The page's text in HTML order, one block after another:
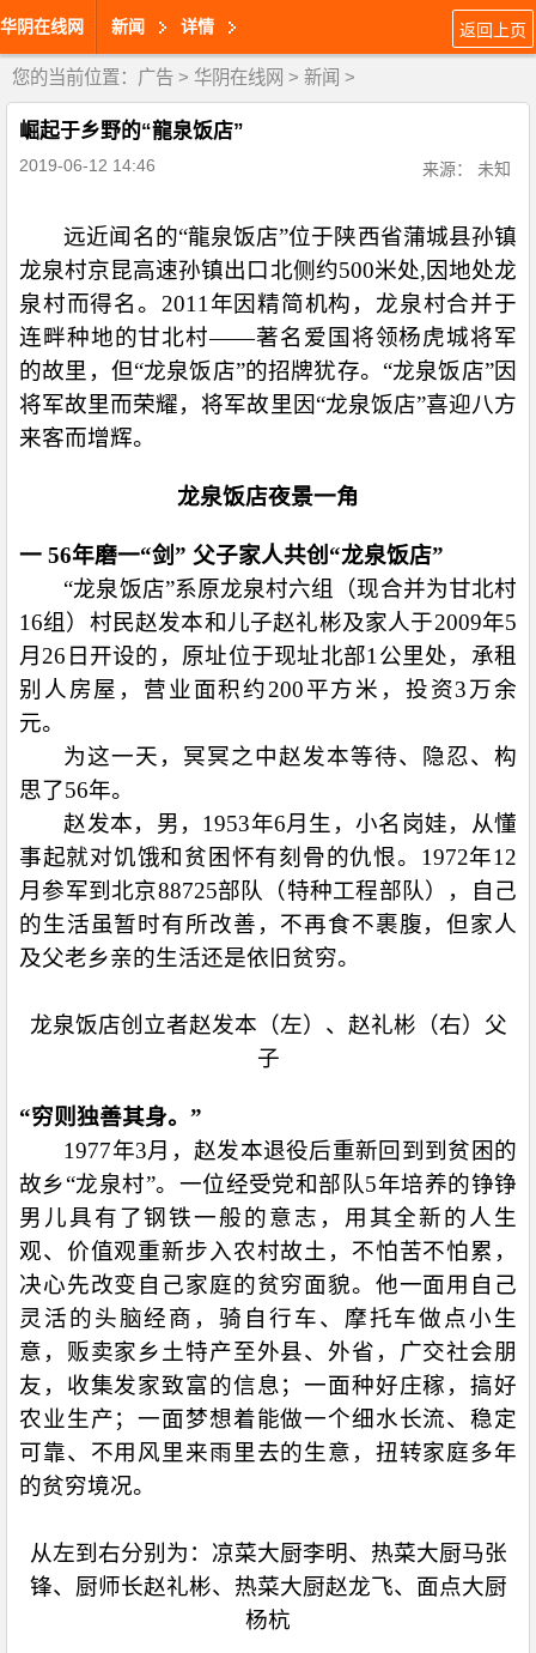
华阴在线网 新闻 详情 返回上页
您的当前位置： 广告 > 华阴在线网 > 新闻 >
崛起于乡野的“龍泉饭店”
2019-06-12 14:46 来源： 未知
远近闻名的“龍泉饭店”位于陕西省蒲城县孙镇
龙泉村京昆高速孙镇出口北侧约500米处,因地处龙
泉村而得名。 2011 年因精简机构，龙泉村合并于
连畔种地的甘北村——著名爱国将领杨虎城将军
的故里，但“龙泉饭店”的招牌犹存。“龙泉饭店”因
将军故里而荣耀，将军故里因“龙泉饭店”喜迎八方
来客而增辉。
龙泉饭店夜景一角
一 56年磨一“剑” 父子家人共创“龙泉饭店”
“龙泉饭店”系原龙泉村六组（现合并为甘北村
16组）村民赵发本和儿子赵礼彬及家人于2009年5
月 26 日开设的，原址位于现址北部1 公里处，承租
别人房屋，营业面积约200平方米，投资3万余
元。
为这一天，冥冥之中赵发本等待、隐忍、构
思了56年。
赵发本，男， 1953年6月生，小名岗娃，从懂
事起就对饥饿和贫困怀有刻骨的仇恨。 1972年12
月参军到北京88725部队（特种工程部队），自己
的生活虽暂时有所改善，不再食不裹腹，但家人
及父老乡亲的生活还是依旧贫穷。
龙泉饭店创立者赵发本（左）、赵礼彬（右）父
子
“穷则独善其身。”
1977年3月，赵发本退役后重新回到到贫困的
故乡“龙泉村”。一位经受党和部队5年培养的铮铮
男儿具有了钢铁一般的意志，用其全新的人生
观、价值观重新步入农村故土，不怕苦不怕累，
决心先改变自己家庭的贫穷面貌。他一面用自己
灵活的头脑经商，骑自行车、摩托车做点小生
意，贩卖家乡土特产至外县、外省，广交社会朋
友，收集发家致富的信息；一面种好庄稼，搞好
农业生产；一面梦想着能做一个细水长流、稳定
可靠、不用风里来雨里去的生意，扭转家庭多年
的贫穷境况。
从左到右分别为：凉菜大厨李明、热菜大厨马张
锋、厨师长赵礼彬、热菜大厨赵龙飞、面点大厨
杨杭